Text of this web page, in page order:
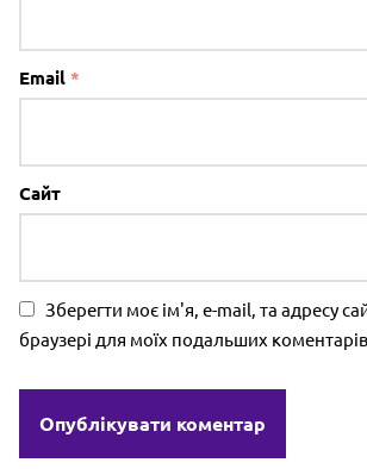
Email *
Сайт
Зберегти моє ім'я, e-mail, та адресу
браузері для моїх подальших